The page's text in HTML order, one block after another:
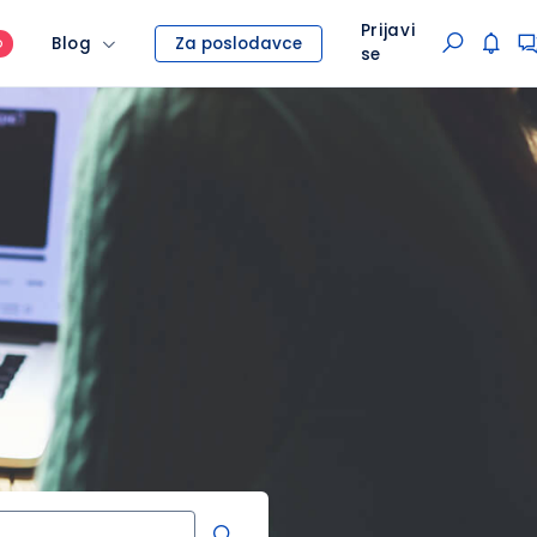
Blog Za poslodavce
Prijavi
se